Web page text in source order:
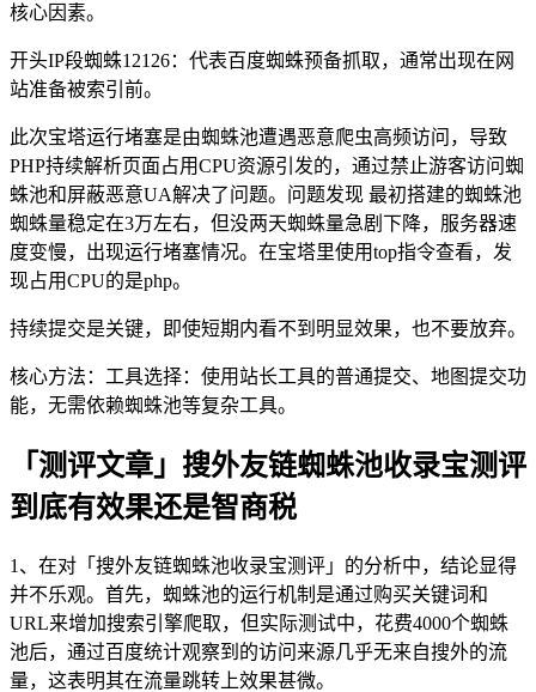
核心因素。
开头IP段蜘蛛12126：代表百度蜘蛛预备抓取，通常出现在网
站准备被索引前。
此次宝塔运行堵塞是由蜘蛛池遭遇恶意爬虫高频访问，导致
PHP持续解析页面占用CPU资源引发的，通过禁止游客访问蜘
蛛池和屏蔽恶意UA解决了问题。问题发现 最初搭建的蜘蛛池
蜘蛛量稳定在3万左右，但没两天蜘蛛量急剧下降，服务器速
度变慢，出现运行堵塞情况。在宝塔里使用top指令查看，发
现占用CPU的是php。
持续提交是关键，即使短期内看不到明显效果，也不要放弃。
核心方法：工具选择：使用站长工具的普通提交、地图提交功
能，无需依赖蜘蛛池等复杂工具。
「测评文章」搜外友链蜘蛛池收录宝测评
到底有效果还是智商税
1、在对「搜外友链蜘蛛池收录宝测评」的分析中，结论显得
并不乐观。首先，蜘蛛池的运行机制是通过购买关键词和
URL来增加搜索引擎爬取，但实际测试中，花费4000个蜘蛛
池后，通过百度统计观察到的访问来源几乎无来自搜外的流
量，这表明其在流量跳转上效果甚微。